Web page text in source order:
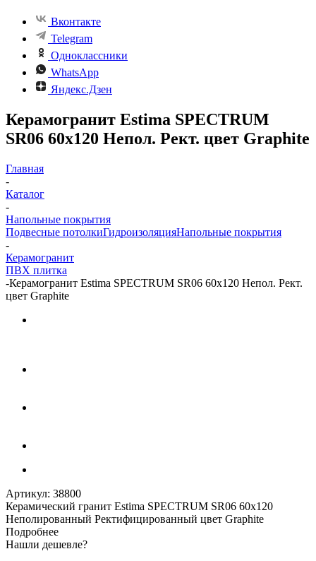
Вконтакте
Telegram
Одноклассники
WhatsApp
Яндекс.Дзен
Керамогранит Estima SPECTRUM
SR06 60x120 Непол. Рект. цвет Graphite
Главная
-
Каталог
-
Напольные покрытия
Подвесные потолкиГидроизоляцияНапольные покрытия
-
Керамогранит
ПВХ плитка
-Керамогранит Estima SPECTRUM SR06 60x120 Непол. Рект.
цвет Graphite
Артикул: 38800
Керамический гранит Estima SPECTRUM SR06 60x120
Неполированный Ректифицированный цвет Graphite
Подробнее
Нашли дешевле?